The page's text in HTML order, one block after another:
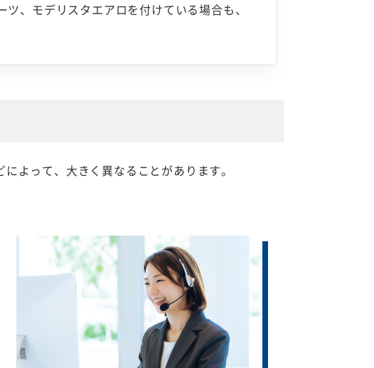
、モデリスタエアロを付けている場合も、
よって、大きく異なることがあります。